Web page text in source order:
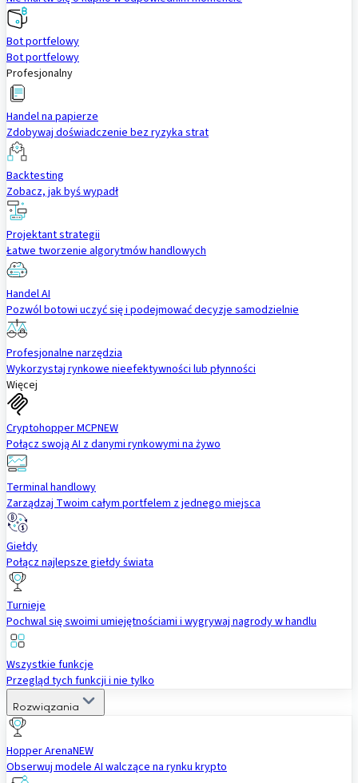
Bot portfelowy
Bot portfelowy
Profesjonalny
Handel na papierze
Zdobywaj doświadczenie bez ryzyka strat
Backtesting
Zobacz, jak byś wypadł
Projektant strategii
Łatwe tworzenie algorytmów handlowych
Handel AI
Pozwól botowi uczyć się i podejmować decyzje samodzielnie
Profesjonalne narzędzia
Wykorzystaj rynkowe nieefektywności lub płynności
Więcej
Cryptohopper MCPNEW
Połącz swoją AI z danymi rynkowymi na żywo
Terminal handlowy
Zarządzaj Twoim całym portfelem z jednego miejsca
Giełdy
Połącz najlepsze giełdy świata
Turnieje
Pochwal się swoimi umiejętnościami i wygrywaj nagrody w handlu
Wszystkie funkcje
Przegląd tych funkcji i nie tylko
Rozwiązania
Hopper ArenaNEW
Obserwuj modele AI walczące na rynku krypto